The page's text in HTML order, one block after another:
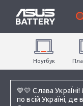
💙💛 Слава
по всій Україні,
Ноутбук